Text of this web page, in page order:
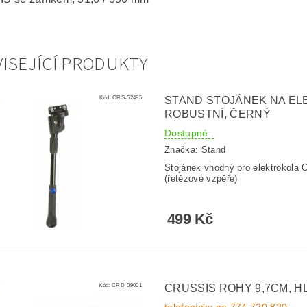
PRODUKTY
Kód: CRS-52495
STAND STOJÁNEK NA
ROBUSTNÍ, ČERNÝ
Dostupné .
Značka: Stand
Stojánek vhodný pro elektrokola
(řetězové vzpěře)
499 Kč
Kód: CRD-09001 CRUSSIS ROHY 9,7CM,